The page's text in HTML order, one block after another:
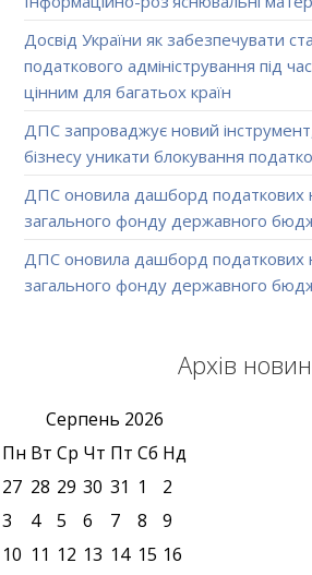
Досвід України як забезпечувати
податкового адміністрування під
цінним для багатьох країн
ДПС запроваджує новий
бізнесу уникати блокування
ДПС оновила дашборд податкових
загального фонду державного
ДПС оновила дашборд податкових
загального фонду державного
Архів новин
Серпень 2026
Пн Вт Ср Чт Пт Сб Нд
27 28 29 30 31 1
2
3
4 5 6 7 8
9
10 11 12 13 14 15 16